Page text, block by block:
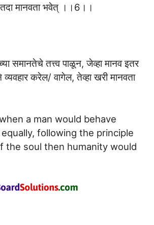
तदा मानवता भवेत् ।।6।।
समानतेचे तत्त्व पाळून, जेव्हा मानव इतर
व्यवहार करेल/ वागेल, तेव्हा खरी मानवता
a man would behave
following the principle
the soul then humanity would